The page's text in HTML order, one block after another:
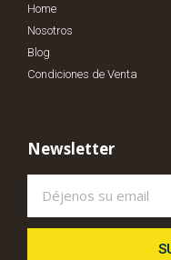
Home
Nosotros
Blog
Condiciones de Venta
Newsletter